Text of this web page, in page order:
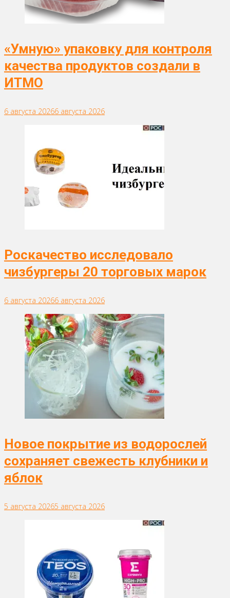
«Умную» упаковку для контроля
качества продуктов создали в
ИТМО
6 августа 20266 августа 2026
Роскачество исследовало
чизбургеры 20 торговых марок
6 августа 20266 августа 2026
Новое покрытие из водорослей
сохраняет свежесть клубники и
яблок
5 августа 20265 августа 2026